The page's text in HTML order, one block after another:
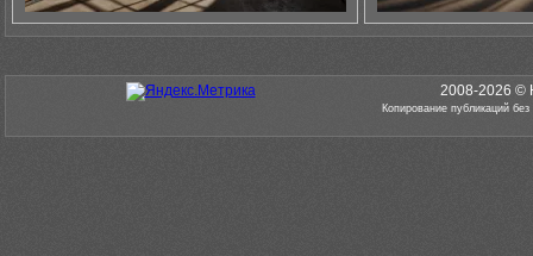
2008-2026 ©
Копирование публикаций